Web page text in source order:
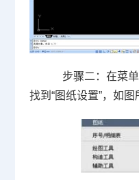
步骤二：在菜
找到“图纸设置”，如图